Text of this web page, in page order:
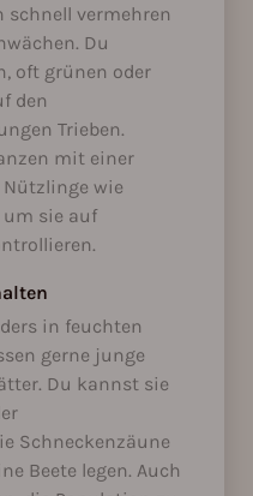
vermehren
Du
oft grünen oder
den
Trieben.
mit einer
Nützlinge wie
sie auf
in feuchten
gerne junge
Du kannst sie
Schneckenzäune
Beete legen. Auch